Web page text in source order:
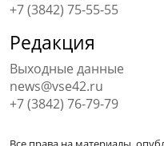
+7 (3842) 75-55-55
Редакция
Выходные данные
news@vse42.ru
+7 (3842) 76-79-79